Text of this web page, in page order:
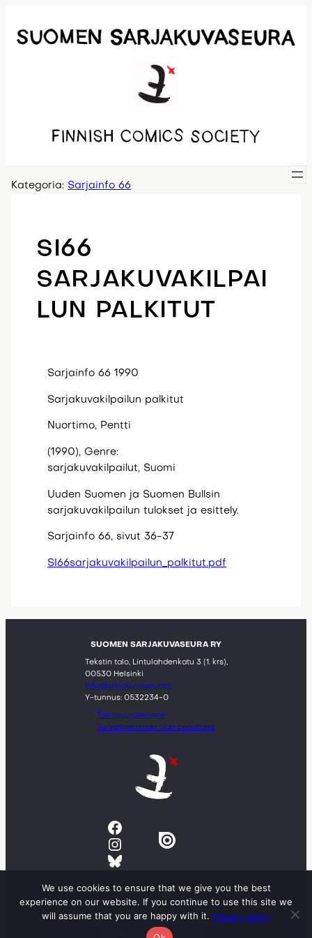
sisältöön
Kategoria: Sarjainfo 66
SI66
SARJAKUVAKILPAI
LUN PALKITUT
Sarjainfo 66 1990
Sarjakuvakilpailun palkitut
Nuortimo, Pentti
(1990), Genre:
sarjakuvakilpailut, Suomi
Uuden Suomen ja Suomen Bullsin
sarjakuvakilpailun tulokset ja esittely.
Sarjainfo 66, sivut 36-37
SI66sarjakuvakilpailun_palkitut.pdf
SUOMEN SARJAKUVASEURA RY
Tekstin talo, Lintulahdenkatu 3 (1. krs),
00530 Helsinki
info@sarjakuvaseura.fi
Y-tunnus: 0532234-0
Tietosuojaseloste
Turvallisemman tilan periatteet
Facebook
Instagram
Bluesky
© 2023 Suomen sarjakuvaseura ry
Kaikki oikeudet pidätetään.
We use cookies to ensure that we give you the best
experience on our website. If you continue to use this site we
will assume that you are happy with it. Privacy policy